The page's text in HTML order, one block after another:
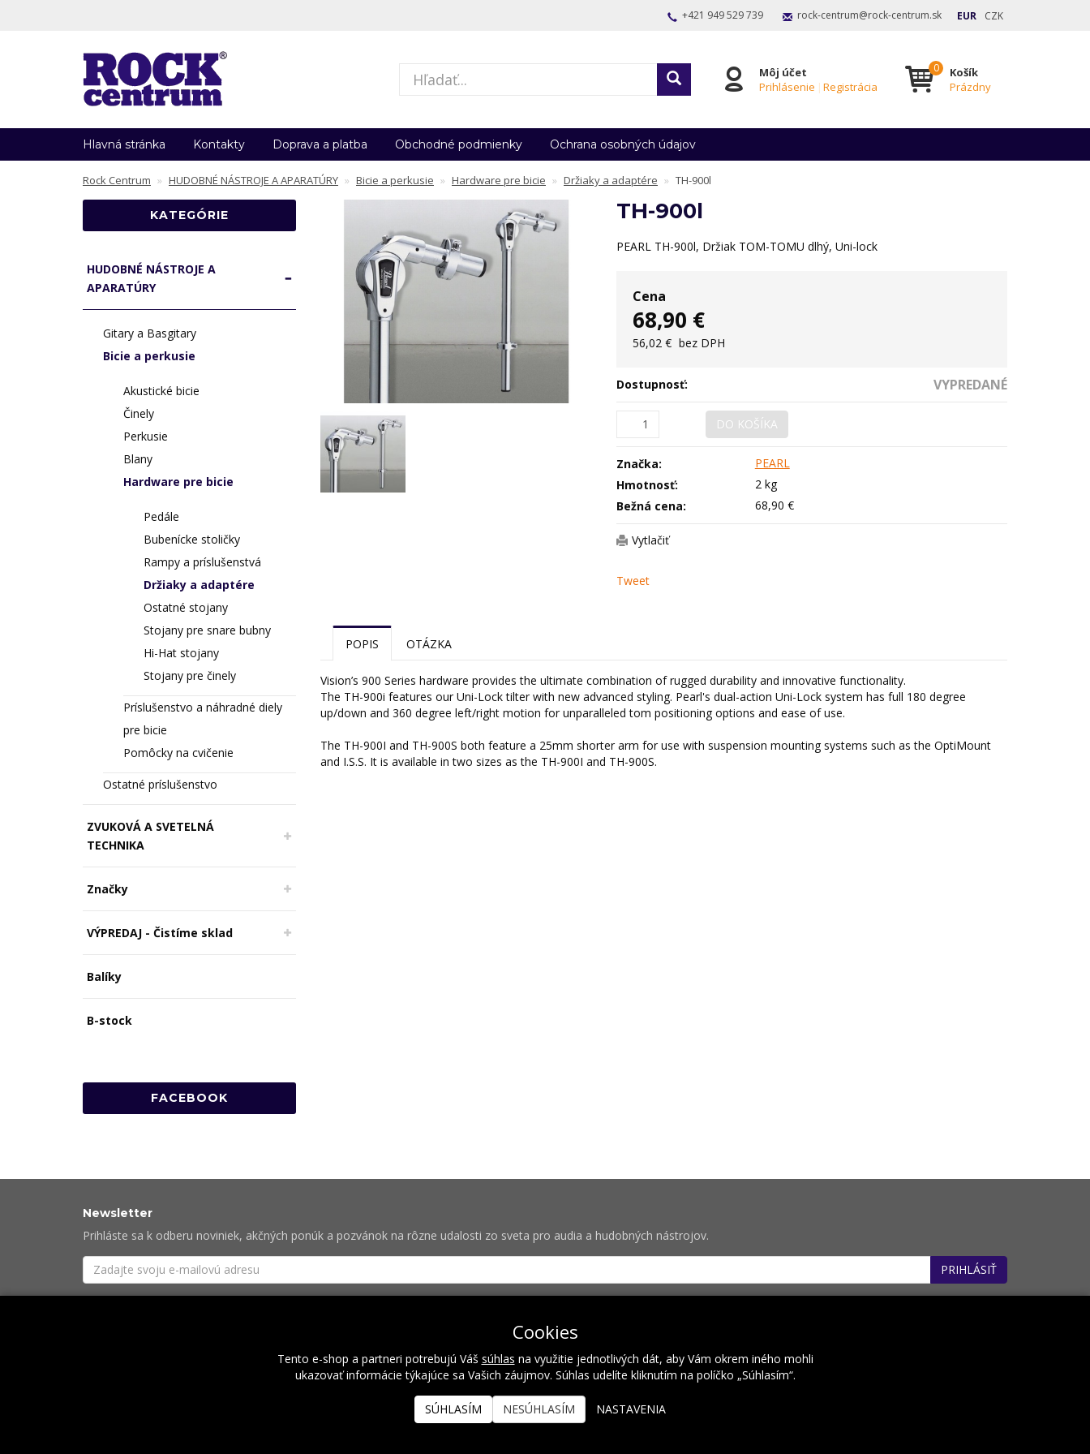
+421 949 529 739 rock-centrum@rock-centrum.sk EUR CZK
Môj účet
Prihlásenie | Registrácia
Košík
Prázdny
Hlavná stránka Kontakty Doprava a platba Obchodné podmienky Ochrana osobných údajov
Rock Centrum HUDOBNÉ NÁSTROJE A APARATÚRY Bicie a perkusie Hardware pre bicie Držiaky a adaptére TH-900l
KATEGÓRIE
HUDOBNÉ NÁSTROJE A
APARATÚRY
Gitary a Basgitary
Bicie a perkusie
Akustické bicie
Činely
Perkusie
Blany
Hardware pre bicie
Pedále
Bubenícke stoličky
Rampy a príslušenstvá
Držiaky a adaptére
Ostatné stojany
Stojany pre snare bubny
Hi-Hat stojany
Stojany pre činely
Príslušenstvo a náhradné diely
pre bicie
Pomôcky na cvičenie
Ostatné príslušenstvo
ZVUKOVÁ A SVETELNÁ
TECHNIKA
Značky
VÝPREDAJ - Čistíme sklad
Balíky
B-stock
FACEBOOK
TH-900l
PEARL TH-900l, Držiak TOM-TOMU dlhý, Uni-lock
Cena
68,90 €
56,02 € bez DPH
Dostupnosť: VYPREDANÉ
DO KOŠÍKA
Značka:
PEARL
Hmotnosť:
2 kg
Bežná cena:
68,90 €
Vytlačiť
Tweet
POPIS OTÁZKA
Vision’s 900 Series hardware provides the ultimate combination of rugged durability and innovative functionality.
The TH-900i features our Uni-Lock tilter with new advanced styling. Pearl's dual-action Uni-Lock system has full 180 degree
up/down and 360 degree left/right motion for unparalleled tom positioning options and ease of use.
The TH-900I and TH-900S both feature a 25mm shorter arm for use with suspension mounting systems such as the OptiMount
and I.S.S. It is available in two sizes as the TH-900I and TH-900S.
Newsletter
Prihláste sa k odberu noviniek, akčných ponúk a pozvánok na rôzne udalosti zo sveta pro audia a hudobných nástrojov.
PRIHLÁSIŤ
O nás Naše hodnoty Inštalácie Referencie Kalendár podujatí Kontakt
Cookies
Tento e-shop a partneri potrebujú Váš súhlas na využitie jednotlivých dát, aby Vám okrem iného mohli
ukazovať informácie týkajúce sa Vašich záujmov. Súhlas udelíte kliknutím na políčko „Súhlasím“.
SÚHLASÍM NESÚHLASÍM NASTAVENIA